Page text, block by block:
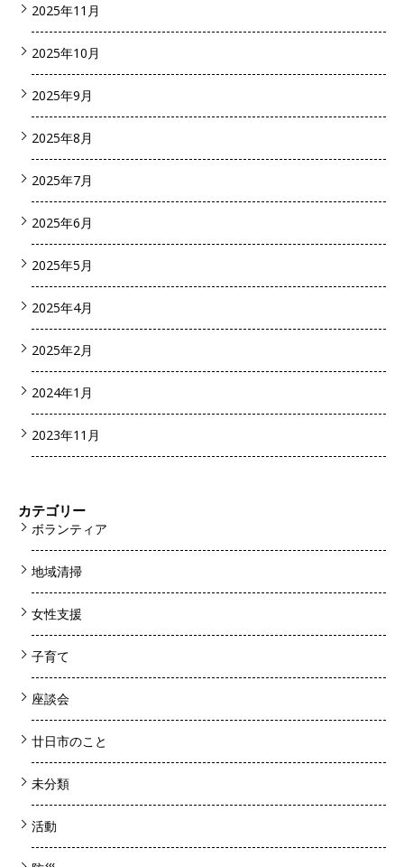
2025年11月
2025年10月
2025年9月
2025年8月
2025年7月
2025年6月
2025年5月
2025年4月
2025年2月
2024年1月
2023年11月
カテゴリー
ボランティア
地域清掃
女性支援
子育て
座談会
廿日市のこと
未分類
活動